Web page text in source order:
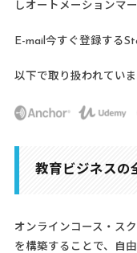
しオートメーションマ
E-mail 今すぐ登録する
以下で取り扱われてい
教育ビジネスの
オンラインコース・ス
を構築することで、自